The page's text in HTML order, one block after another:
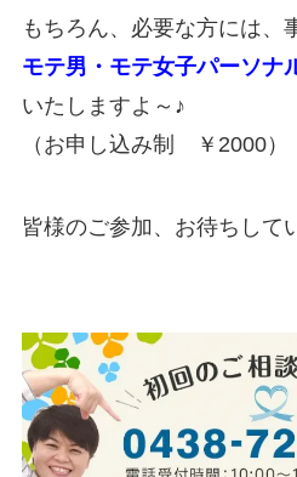
もちろん、必要な方には、
モテ男・モテ女子パーソナ
いたしますよ～♪
（お申し込み制 ￥2000）
皆様のご参加、お待ちして